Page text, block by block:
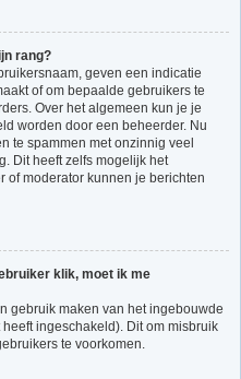
rang?
geven een indicatie
of om bepaalde gebruikers te
Over het algemeen kun je je
worden door een beheerder. Nu
te spammen met onzinnig veel
Dit heeft zelfs mogelijk het
of moderator kunnen je berichten
klik, moet ik me
gebruik maken van het ingebouwde
ingeschakeld). Dit om misbruik
te voorkomen.